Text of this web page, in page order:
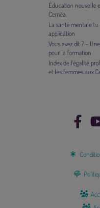
Éducation nouvelle
Ceméa
La santé mentale
application
Vous avez dit ? –
pour la formation
Index de l’égalité
et les femmes aux